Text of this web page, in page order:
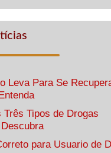
Leva Para Se
Três Tipos de Drogas
para Usuario de